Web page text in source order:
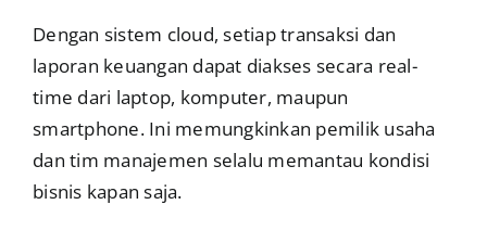
Dengan sistem cloud, setiap transaksi dan
laporan keuangan dapat diakses secara real-
time dari laptop, komputer, maupun
smartphone. Ini memungkinkan pemilik usaha
dan tim manajemen selalu memantau kondisi
bisnis kapan saja.